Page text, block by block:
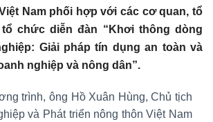
Nam phối hợp với các cơ quan, tổ
chức diễn đàn “Khơi thông dòng
Giải pháp tín dụng an toàn và
nghiệp và nông dân”.
trình, ông Hồ Xuân Hùng, Chủ tịch
và Phát triển nông thôn Việt Nam